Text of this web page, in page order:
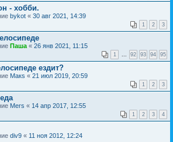
- хобби.
bykot « 30 авг 2021, 14:39
1 2 3
Паша « 26 янв 2021, 11:15
1 ... 92 93 94 95
ездит?
Макs « 21 июл 2019, 20:59
1 2 3
Mers « 14 апр 2017, 12:55
1 2 3 4
div9 « 11 ноя 2012, 12:24